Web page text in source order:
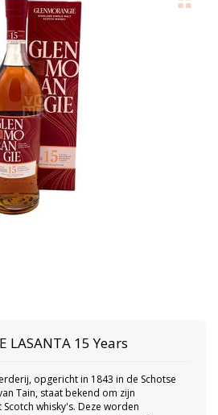
LASANTA 15 Years
opgericht in 1843 in de Schotse
Tain, staat bekend om zijn
whisky's. Deze worden